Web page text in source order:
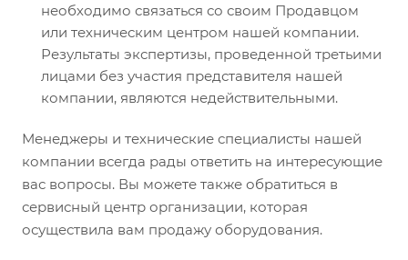
необходимо связаться со своим Продавцом
или техническим центром нашей компании.
Результаты экспертизы, проведенной третьими
лицами без участия представителя нашей
компании, являются недействительными.
Менеджеры и технические специалисты нашей
компании всегда рады ответить на интересующие
вас вопросы. Вы можете также обратиться в
сервисный центр организации, которая
осуществила вам продажу оборудования.